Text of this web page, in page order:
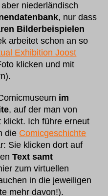
niederländisch
, nur dass
Bilderbeispielen
arbeitet schon an so
Exhibition Joost
klicken und mit
im
, auf der man von
klickt. Ich führe erneut
die Comicgeschichte
Sie klicken dort auf
Text samt
zum virtuellen
in die jeweiligen
mehr davon!).